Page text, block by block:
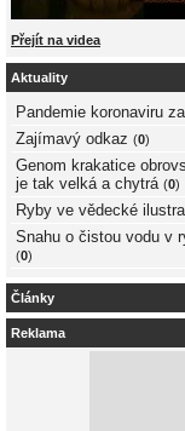
Přejít na videa
Aktuality
Pandemie koronaviru
Zajímavý odkaz (0)
Genom krakatice
je tak velká a chytrá (0)
Ryby ve vědecké
Snahu o čistou vodu v
(0)
Články
Reklama